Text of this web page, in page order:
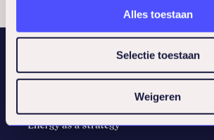
Alles toestaan
Selectie toestaan
Weigeren